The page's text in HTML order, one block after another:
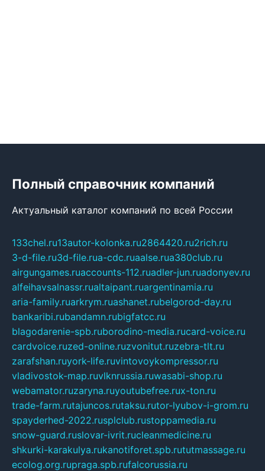
Полный справочник компаний
Актуальный каталог компаний по всей России
133chel.ru13autor-kolonka.ru2864420.ru2rich.ru
3-d-file.ru3d-file.rua-cdc.ruaalse.rua380club.ru
airgungames.ruaccounts-112.ruadler-jun.ruadonyev.ru
alfeihavsalnassr.rualtaipant.ruargentinamia.ru
aria-family.ruarkrym.ruashanet.rubelgorod-day.ru
bankaribi.rubandamn.rubigfatcc.ru
blagodarenie-spb.ruborodino-media.rucard-voice.ru
cardvoice.ruzed-online.ruzvonitut.ruzebra-tlt.ru
zarafshan.ruyork-life.ruvintovoykompressor.ru
vladivostok-map.ruvlknrussia.ruwasabi-shop.ru
webamator.ruzaryna.ruyoutubefree.rux-ton.ru
trade-farm.rutajuncos.rutaksu.rutor-lyubov-i-grom.ru
spayderhed-2022.rusplclub.rustoppamedia.ru
snow-guard.ruslovar-ivrit.rucleanmedicine.ru
shkurki-karakulya.rukanotiforet.spb.rututmassage.ru
ecolog.org.rupraga.spb.rufalcorussia.ru